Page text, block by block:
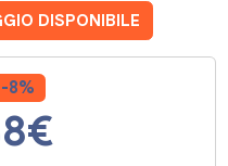
DISPONIBILE
-8%
€